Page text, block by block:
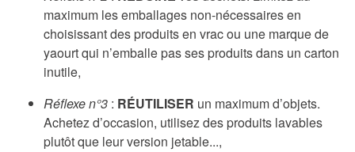
maximum les emballages non-nécessaires en
choisissant des produits en vrac ou une marque de
yaourt qui n’emballe pas ses produits dans un carton
inutile,
Réflexe n°3 : RÉUTILISER un maximum d’objets.
Achetez d’occasion, utilisez des produits lavables
plutôt que leur version jetable...,